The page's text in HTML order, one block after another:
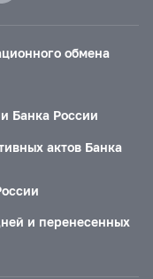
обмена
Банка России
актов Банка
и перенесенных